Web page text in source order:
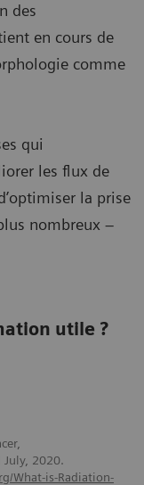
des
en cours de
comme
qui
les flux de
la prise
nombreux –
utile ?
July, 2020.
What-is-Radiation-